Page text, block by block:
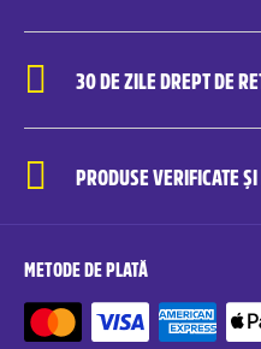
30 DE ZILE DREPT DE
PRODUSE VERIFICATE
METODE DE PLATĂ